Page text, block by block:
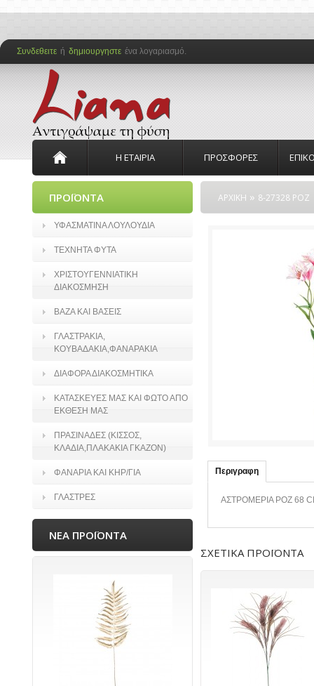
Συνδεθειτε ή δημιουργηστε ένα λογαριασμό.
Η ΕΤΑΙΡΙΑ ΠΡΟΣΦΟΡΕΣ
ΠΡΟΪΟΝΤΑ
ΥΦΑΣΜΑΤΙΝΑ ΛΟΥΛΟΥΔΙΑ
ΤΕΧΝΗΤΑ ΦΥΤΑ
ΧΡΙΣΤΟΥΓΕΝΝΙΑΤΙΚΗ
ΔΙΑΚΟΣΜΗΣΗ
ΒΑΖΑ ΚΑΙ ΒΑΣΕΙΣ
ΓΛΑΣΤΡΑΚΙΑ,
ΚΟΥΒΑΔΑΚΙΑ,ΦΑΝΑΡΑΚΙΑ
ΔΙΑΦΟΡΑ ΔΙΑΚΟΣΜΗΤΙΚΑ
ΚΑΤΑΣΚΕΥΕΣ ΜΑΣ ΚΑΙ ΦΩΤΟ ΑΠΟ
ΕΚΘΕΣΗ ΜΑΣ
ΠΡΑΣΙΝΑΔΕΣ (ΚΙΣΣΟΣ,
ΚΛΑΔΙΑ,ΠΛΑΚΑΚΙΑ ΓΚΑΖΟΝ)
ΦΑΝΑΡΙΑ ΚΑΙ ΚΗΡ/ΓΙΑ
ΓΛΑΣΤΡΕΣ
ΝΕΑ ΠΡΟΪΟΝΤΑ
ΑΡΧΙΚΗ » 8-27328 ΡΟΖ
Περιγραφη
ΑΣΤΡΟΜΕΡΙΑ ΡΟΖ 68
ΣΧΕΤΙΚΑ ΠΡΟΪΟΝΤΑ